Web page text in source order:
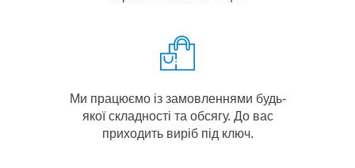
Ми працюємо із замовленнями будь-
якої складності та обсягу. До вас
приходить виріб під ключ.